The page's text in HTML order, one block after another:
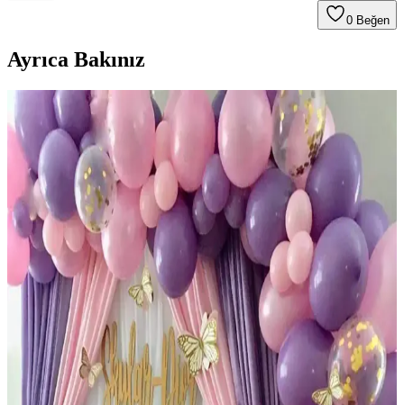
0 Beğen
Ayrıca Bakınız
Paparti Balonevi Çift Yönlü Balon Şişirme Pompası
ve 5 Metrelik Zincirle Pratik Kullanım
Paparti Balonevi çift yönlü balon pompası, hızlı ve pratik balon
şişirme sağlar, dayanıklı malzemesi ve zincirli tasarımıyla
etkinliklerde zaman kazandırır.
Mor Lila Beyaz Doğum Günü Balon Zincir Seti
Renkli ve Şık Parti Dekorasyonu İçin Uygun
Renkli ve dayanıklı balonlardan oluşan bu set, doğum günü
kutlamalarına şıklık ve canlılık katar, kolay kurulumu ile partilerinizi
unutulmaz kılar.
Deniz Party Store Kral Taçlı Balon Zinciri Doğum
Günü Dekorasyonu Renkli ve Şık Bir Seçenek